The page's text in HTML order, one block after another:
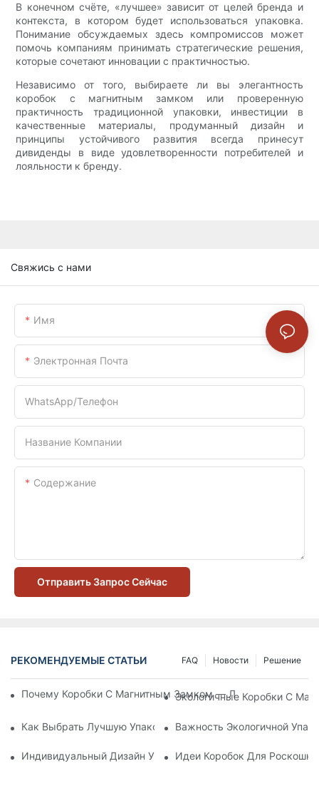
В конечном счёте, «лучшее» зависит от целей бренда и
контекста, в котором будет использоваться упаковка.
Понимание обсуждаемых здесь компромиссов может
помочь компаниям принимать стратегические решения,
которые сочетают инновации с практичностью.
Независимо от того, выбираете ли вы элегантность
коробок с магнитным замком или проверенную
практичность традиционной упаковки, инвестиции в
качественные материалы, продуманный дизайн и
принципы устойчивого развития всегда принесут
дивиденды в виде удовлетворенности потребителей и
лояльности к бренду.
Свяжись с нами
Имя
Электронная Почта
WhatsApp/телефон
Название Компании
Содержание
Отправить Запрос Сейчас
РЕКОМЕНДУЕМЫЕ СТАТЬИ Решение
Новости
FAQ
Почему Коробки С Магнитным Замком — Лучший Выбор
Экологичные Коробки С
Как Выбрать Лучшую Упаковку Для Средств По Уходу За
Важность Экологичной
Индивидуальный Дизайн Упаковки Для Средств По
Идеи Коробок Для